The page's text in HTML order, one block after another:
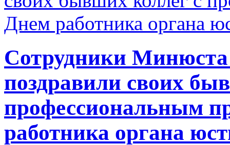
Сотрудники Минюста
поздравили своих
профессиональным
работника органа